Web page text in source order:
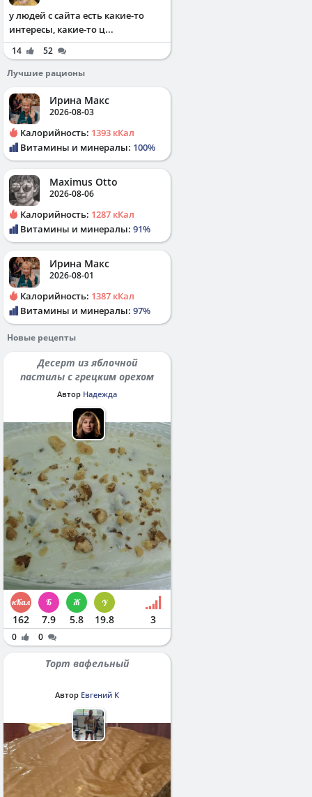
у людей с сайта есть какие-то
интересы, какие-то ц...
14
52
Лучшие рационы
Ирина Макс
2026-08-03
Калорийность: 1393 кКал
Витамины и минералы: 100%
Maximus Otto
2026-08-06
Калорийность: 1287 кКал
Витамины и минералы: 91%
Ирина Макс
2026-08-01
Калорийность: 1387 кКал
Витамины и минералы: 97%
Новые рецепты
Десерт из яблочной
пастилы с грецким орехом
Автор Надежда
162 7.9 5.8 19.8 3
0 0
Торт вафельный
Автор Евгений К